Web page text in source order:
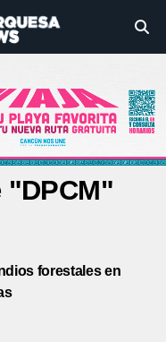
"DPCM"
forestales en